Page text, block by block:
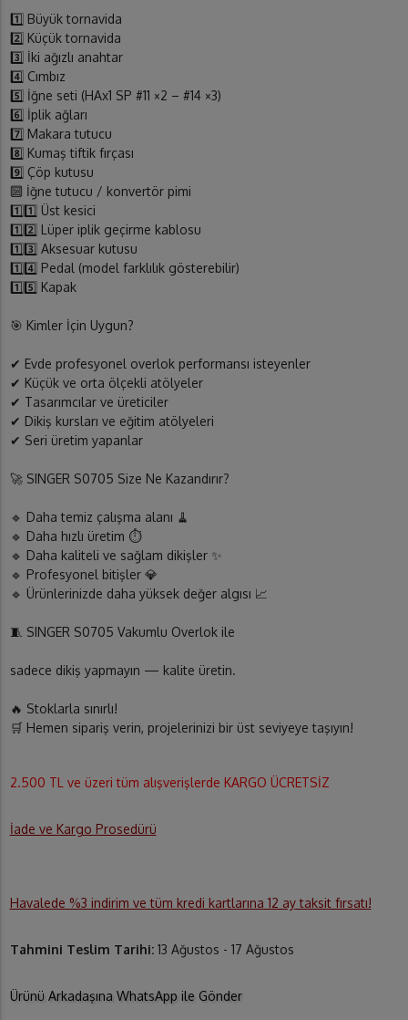
1️⃣ Büyük tornavida
2️⃣ Küçük tornavida
3️⃣ İki ağızlı anahtar
4️⃣ Cımbız
5️⃣ İğne seti (HAx1 SP #11 ×2 – #14 ×3)
6️⃣ İplik ağları
7️⃣ Makara tutucu
8️⃣ Kumaş tiftik fırçası
9️⃣ Çöp kutusu
🔟 İğne tutucu / konvertör pimi
1️⃣1️⃣ Üst kesici
1️⃣2️⃣ Lüper iplik geçirme kablosu
1️⃣3️⃣ Aksesuar kutusu
1️⃣4️⃣ Pedal (model farklılık gösterebilir)
1️⃣5️⃣ Kapak
🎯 Kimler İçin Uygun?
✔ Evde profesyonel overlok performansı isteyenler
✔ Küçük ve orta ölçekli atölyeler
✔ Tasarımcılar ve üreticiler
✔ Dikiş kursları ve eğitim atölyeleri
✔ Seri üretim yapanlar
🚀 SINGER S0705 Size Ne Kazandırır?
🔹 Daha temiz çalışma alanı 🧹
🔹 Daha hızlı üretim ⏱️
🔹 Daha kaliteli ve sağlam dikişler ✨
🔹 Profesyonel bitişler 💎
🔹 Ürünlerinizde daha yüksek değer algısı 📈
🧵 SINGER S0705 Vakumlu Overlok ile
sadece dikiş yapmayın — kalite üretin.
🔥 Stoklarla sınırlı!
🛒 Hemen sipariş verin, projelerinizi bir üst seviyeye taşıyın!
2.500 TL ve üzeri tüm alışverişlerde KARGO ÜCRETSİZ
İade ve Kargo Prosedürü
Havalede %3 indirim ve tüm kredi kartlarına 12 ay taksit fırsatı!
Tahmini Teslim Tarihi: 13 Ağustos - 17 Ağustos
Ürünü Arkadaşına WhatsApp ile Gönder